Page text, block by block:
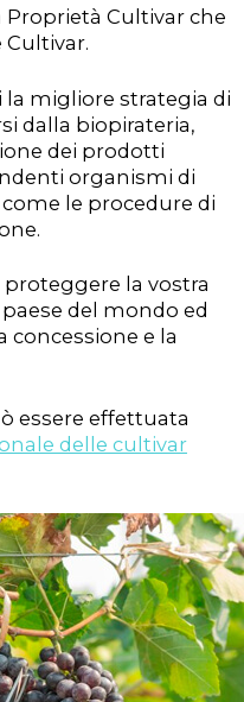
Proprietà Cultivar che
Cultivar.
migliore strategia di
dalla biopirateria,
dei prodotti
organismi di
le procedure di
la vostra
del mondo ed
concessione e la
essere effettuata
delle cultivar